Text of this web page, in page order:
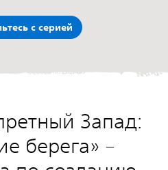
с серией
Запад:
берега» –